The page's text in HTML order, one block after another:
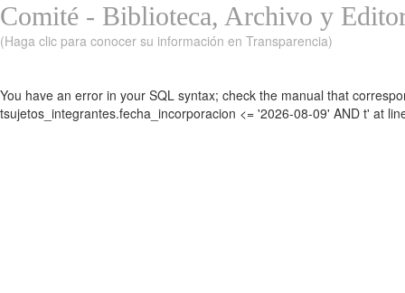
Comité - Biblioteca, Archivo y
(Haga clic para conocer su información en Transparencia)
You have an error in your SQL syntax; check the manual that
tsujetos_integrantes.fecha_incorporacion <= '2026-08-09' AND t' at